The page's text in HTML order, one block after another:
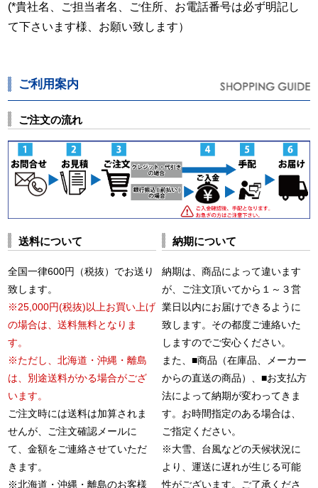
(*貴社名、ご担当者名、ご住所、お電話番号は必ず明記し
て下さいます様、お願い致します）
ご利用案内
ご注文の流れ
送料について
全国一律600円（税抜）でお送り
致します。
※25,000円(税抜)以上お買い上げ
の場合は、送料無料となりま
す。
※ただし、北海道・沖縄・離島
は、別途送料がかる場合がござ
います。
ご注文時には送料は加算されま
せんが、ご注文確認メールに
て、金額をご連絡させていただ
きます。
※北海道・沖縄・離島のお客様
納期について
納期は、商品によって違います
が、ご注文頂いてから１～３営
業日以内にお届けできるように
致します。その都度ご連絡いた
しますのでご安心ください。
また、■商品（在庫品、メーカー
からの直送の商品）、■お支払方
法によって納期が変わってきま
す。お時間指定のある場合は、
ご指定ください。
※大雪、台風などの天候状況に
より、運送に遅れが生じる可能
性がございます。ご了承くださ